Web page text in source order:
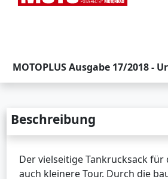
MOTOPLUS Ausgabe 17/2018 -
Beschreibung
Der vielseitige Tankrucksack
auch kleinere Tour. Durch die